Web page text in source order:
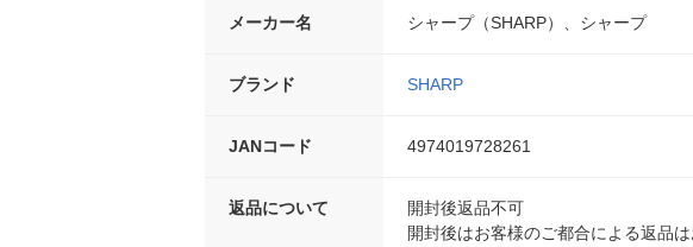
メーカー名 シャープ（SHARP）、シャープ
ブランド SHARP
JANコード 4974019728261
返品について
開封後返品不可
開封後はお客様のご都合による返品